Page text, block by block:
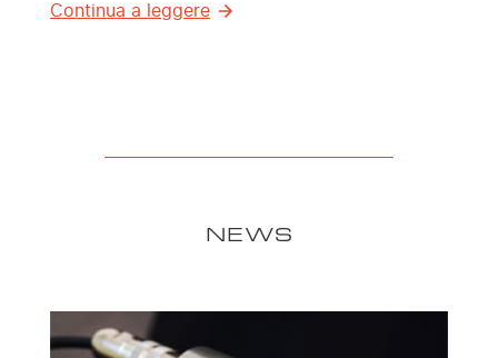
Continua a leggere
NEWS